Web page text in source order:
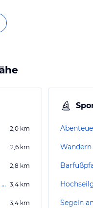
2,0 km
2,6 km
2,8 km
Handwerkerstuben im Oberen Torturm 3,4 km
3,4 km